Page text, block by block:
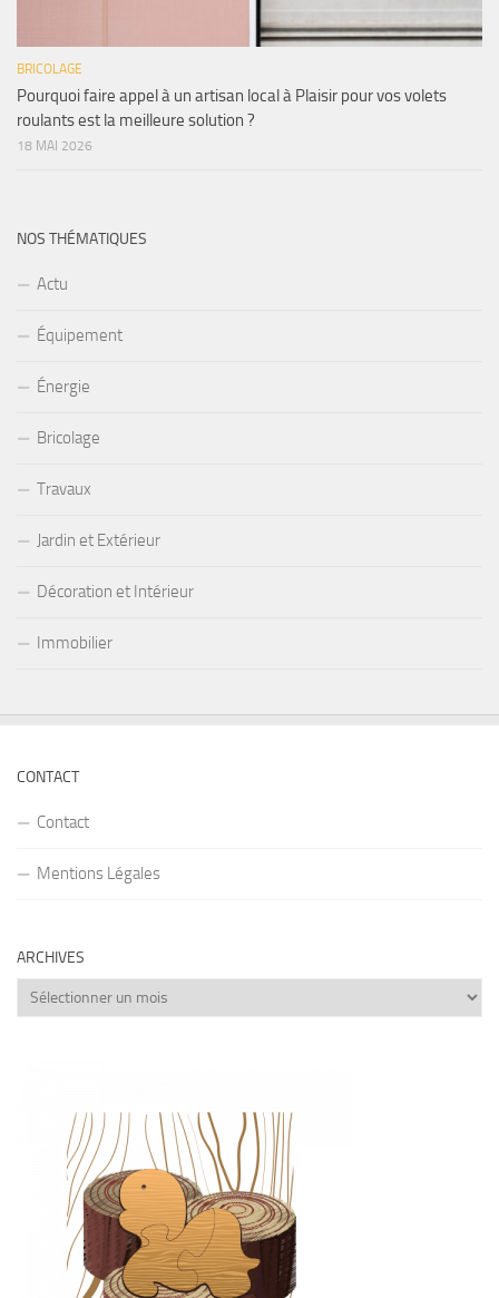
BRICOLAGE
Pourquoi faire appel à un artisan local à Plaisir pour vos volets
roulants est la meilleure solution ?
18 MAI 2026
NOS THÉMATIQUES
Actu
Équipement
Énergie
Bricolage
Travaux
Jardin et Extérieur
Décoration et Intérieur
Immobilier
CONTACT
Contact
Mentions Légales
ARCHIVES
Archives